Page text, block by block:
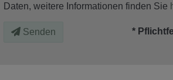
Daten, weitere Informationen finden Sie
Senden *